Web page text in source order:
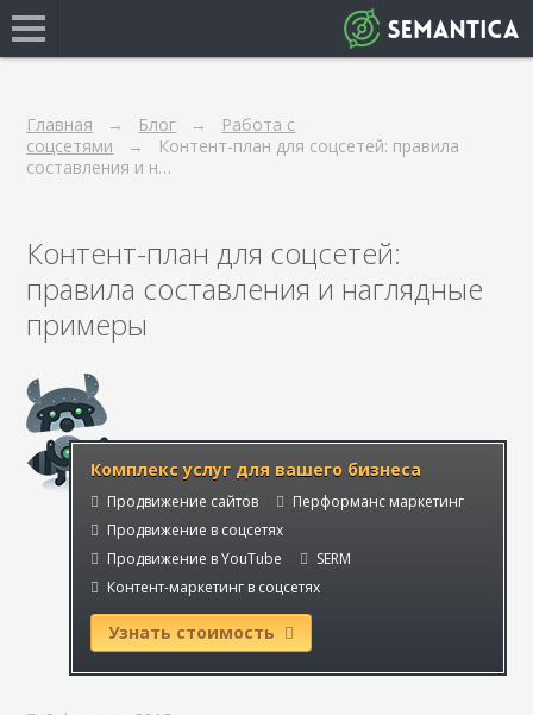
Главная Блог
Работа с
соцсетями
Контент-план для соцсетей: правила
составления и н…
Контент-план для соцсетей:
правила составления и наглядные
примеры
Комплекс услуг для вашего бизнеса
Продвижение сайтов
Перформанс маркетинг
Продвижение в соцсетях
Продвижение в YouTube
SERM
Контент-маркетинг в соцсетях
Узнать стоимость